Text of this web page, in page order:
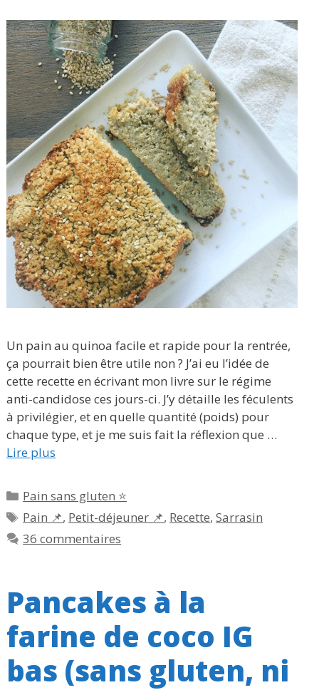
Un pain au quinoa facile et rapide pour la rentrée,
ça pourrait bien être utile non ? J’ai eu l’idée de
cette recette en écrivant mon livre sur le régime
anti-candidose ces jours-ci. J’y détaille les féculents
à privilégier, et en quelle quantité (poids) pour
chaque type, et je me suis fait la réflexion que …
Lire plus
Catégories
Pain sans gluten ⭐
Étiquettes
Pain 📌, Petit-déjeuner 📌, Recette,Sarrasin
36 commentaires
Pancakes à la
farine de coco IG
bas (sans gluten, ni